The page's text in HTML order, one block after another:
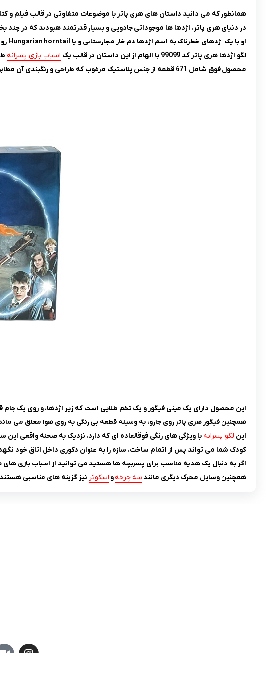
همانطور که می دانید داستان های هری پاتر با موضوعات متفاوتی در قالب فیلم و
در دنیای هری پاتر، اژدها ها موجوداتی جادویی و بسیار قدرتمند هبودند که در
او با یک اژدهای خطرناک به اسم اژدها دم خار مجارستانی و یا Hungarian horntail روبرو می شود که با استفاده از جاروی پرنده خود با اژدها مقابله کرده و موفق می شود تخم را بردارد.
لگو اژدها هری پاتر کد 99099 با الهام از این داستان در قالب یک
اسباب بازی پسرانه
محصول فوق شامل 671 قطعه از جنس پلاستیک مرغوب که طراحی و رنگبندی آن مطابق با اژدهای درون فیلم است.
این محصول دارای یک مینی فیگور و یک تخم طلایی است که زیر اژدها، و روی یک جام
همچنین فیگور هری پاتر روی جارو، به وسیله قطعه بی رنگی به روی هوا معلق می
این لگو پسرانهبا ویژگی های رنگی فوقالعاده ای که دارد، نزدیک به صحنه واقعی
کودک شما می تواند پس از اتمام ساخت، سازه را به عنوان دکوری داخل اتاق خود
اگر به دنبال یک هدیه مناسب برای پسربچه ها هستید می توانید از اسباب بازی های
همچنین وسایل محرک دیگری مانند سه چرخهو اسکوتر نیز گزینه های مناسبی